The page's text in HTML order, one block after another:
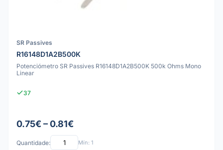
SR Passives
R16148D1A2B500K
Potenciómetro SR Passives R16148D1A2B500K 500k Ohms Mono
Linear
37
0.75€ – 0.81€
Quantidade: Mín: 1